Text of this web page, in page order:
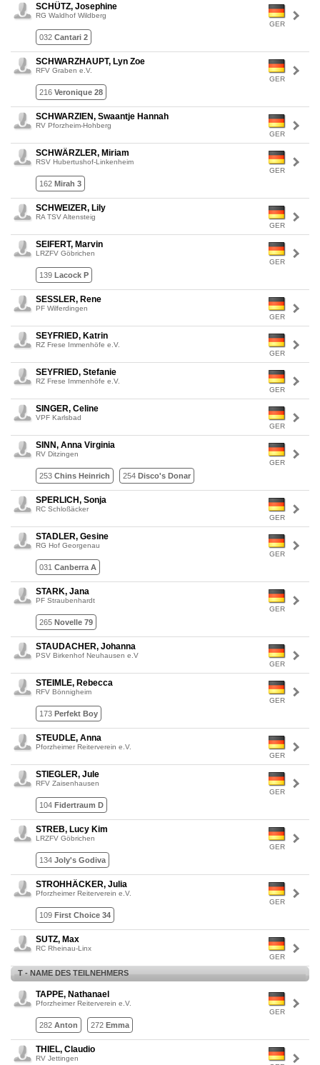
GER
SCHÜTZ, Josephine
RG Waldhof Wildberg
032 Cantari 2
GER
SCHWARZHAUPT, Lyn Zoe
RFV Graben e.V.
216 Veronique 28
GER
SCHWARZIEN, Swaantje Hannah
RV Pforzheim-Hohberg
GER
SCHWÄRZLER, Miriam
RSV Hubertushof-Linkenheim
162 Mirah 3
GER
SCHWEIZER, Lily
RA TSV Altensteig
GER
SEIFERT, Marvin
LRZFV Göbrichen
139 Lacock P
GER
SESSLER, Rene
PF Wilferdingen
GER
SEYFRIED, Katrin
RZ Frese Immenhöfe e.V.
GER
SEYFRIED, Stefanie
RZ Frese Immenhöfe e.V.
GER
SINGER, Celine
VPF Karlsbad
GER
SINN, Anna Virginia
RV Ditzingen
253 Chins Heinrich 254 Disco's Donar
GER
SPERLICH, Sonja
RC Schloßäcker
GER
STADLER, Gesine
RG Hof Georgenau
031 Canberra A
GER
STARK, Jana
PF Straubenhardt
265 Novelle 79
GER
STAUDACHER, Johanna
PSV Birkenhof Neuhausen e.V
GER
STEIMLE, Rebecca
RFV Bönnigheim
173 Perfekt Boy
GER
STEUDLE, Anna
Pforzheimer Reiterverein e.V.
GER
STIEGLER, Jule
RFV Zaisenhausen
104 Fidertraum D
GER
STREB, Lucy Kim
LRZFV Göbrichen
134 Joly's Godiva
GER
STROHHÄCKER, Julia
Pforzheimer Reiterverein e.V.
109 First Choice 34
GER
SUTZ, Max
RC Rheinau-Linx
T - NAME DES TEILNEHMERS
GER
TAPPE, Nathanael
Pforzheimer Reiterverein e.V.
282 Anton 272 Emma
THIEL, Claudio
RV Jettingen